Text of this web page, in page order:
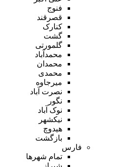
فنوج
قصرقند
کنارک
گشت
گلمورتی
محمدآباد
محمدان
محمدی
میرجاوه
نصرت آباد
نگور
نوک آباد
نیکشهر
هیدوچ
بازگشت
فارس
تمام شهر‌ها